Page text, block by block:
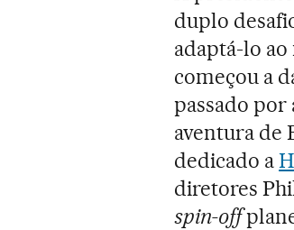
duplo
adaptá-lo
começou a
passado por
aventura de
dedicado a
diretores
spin-off